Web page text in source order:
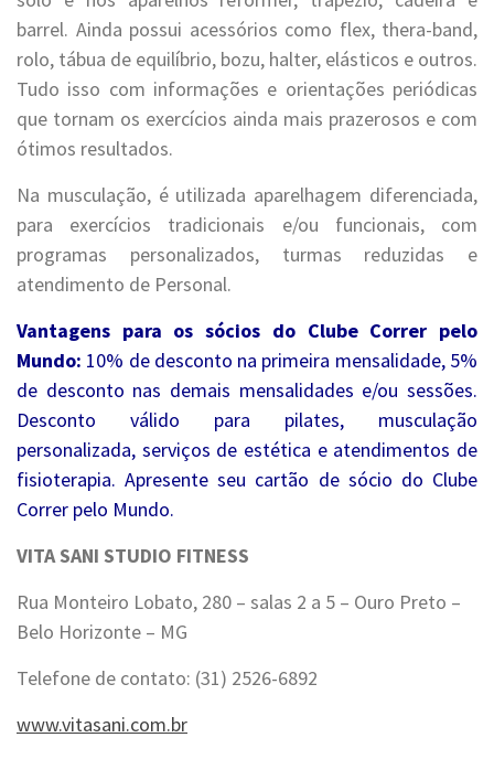
barrel. Ainda possui acessórios como flex, thera-band,
rolo, tábua de equilíbrio, bozu, halter, elásticos e outros.
Tudo isso com informações e orientações periódicas
que tornam os exercícios ainda mais prazerosos e com
ótimos resultados.
Na musculação, é utilizada aparelhagem diferenciada,
para exercícios tradicionais e/ou funcionais, com
programas personalizados, turmas reduzidas e
atendimento de Personal.
Vantagens para os sócios do Clube Correr pelo
Mundo: 10% de desconto na primeira mensalidade, 5%
de desconto nas demais mensalidades e/ou sessões.
Desconto válido para pilates, musculação
personalizada, serviços de estética e atendimentos de
fisioterapia. Apresente seu cartão de sócio do Clube
Correr pelo Mundo.
VITA SANI STUDIO FITNESS
Rua Monteiro Lobato, 280 – salas 2 a 5 – Ouro Preto –
Belo Horizonte – MG
Telefone de contato: (31) 2526-6892
www.vitasani.com.br